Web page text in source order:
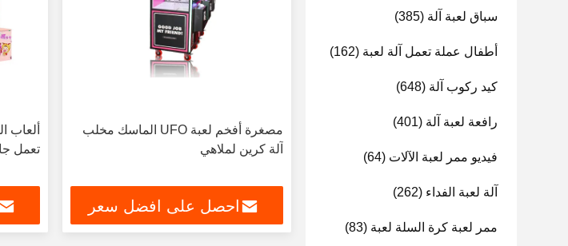
سباق لعبة آلة (385)
أطفال عملة تعمل آلة لعبة (162)
كيد ركوب آلة (648)
رافعة لعبة آلة (401)
فيديو ممر لعبة الآلات (64)
آلة لعبة الفداء (262)
ممر لعبة كرة السلة لعبة (83)
مصغرة أفخم لعبة UFO الماسك مخلب
آلة كرين لملاهي
احصل على افضل سعر
ألعاب
تعمل